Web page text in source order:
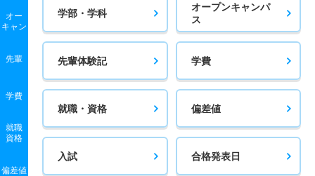
オー
キャン
先輩
学費
就職
資格
偏差値
学部・学科
オープンキャンパ
ス
先輩体験記 学費
就職・資格 偏差値
入試 合格発表日